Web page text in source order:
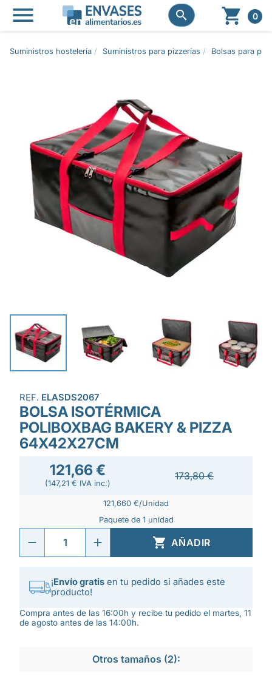
 
  0
Suministros hostelería Suministros para pizzerías Bolsas para
REF. ELASDS2067
BOLSA ISOTÉRMICA
POLIBOXBAG BAKERY & PIZZA
64X42X27CM
121,66 €
(147,21 € IVA inc.)
173,80 €
121,660 €/Unidad
Paquete de 1 unidad
 AÑADIR
¡Envío gratis en tu pedido si añades este
producto!
Compra antes de las 16:00h y recibe tu pedido el martes, 11
de agosto antes de las 14:00h.
Otros tamaños (2):